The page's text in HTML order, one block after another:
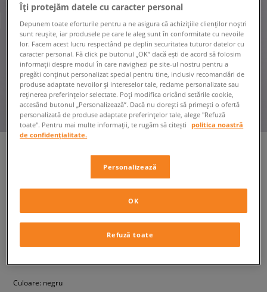
CHAMPION MĂNUșI
unisex, mănuși
89,99 RON
Culoare: negru
Îți protejăm datele cu caracter personal
Depunem toate eforturile pentru a ne asigura că achizițiile clienților noștri
sunt reușite, iar produsele pe care le aleg sunt în conformitate cu nevoile
lor. Facem acest lucru respectând pe deplin securitatea tuturor datelor cu
caracter personal. Fă click pe butonul „OK” dacă ești de acord să folosim
informații despre modul în care navighezi pe site-ul nostru pentru a
pregăti conținut personalizat special pentru tine, inclusiv recomandări de
produse adaptate nevoilor și intereselor tale, reclame personalizate sau
reținerea preferințelor selectate. Poți modifica oricând setările cookie,
accesând butonul „Personalizează”. Dacă nu dorești să primești o ofertă
personalizată de produse adaptate preferințelor tale, alege "Refuză
toate". Pentru mai multe informații, te rugăm să citești
politica noastră
de confidențialitate.
Personalizează
Refuză toate
OK